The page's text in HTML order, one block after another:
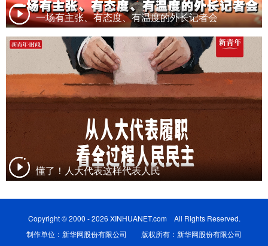
一场有主张、有态度、有温度的外长记者会
懂了！人大代表这样代表人民
Copyright © 2000 - 2026 XINHUANET.com All Rights Reserved.
制作单位：新华网股份有限公司 版权所有：新华网股份有限公司